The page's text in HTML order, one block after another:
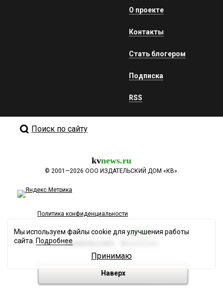
О проекте
Контакты
Стать блогером
Подписка
RSS
Поиск по сайту
kvnews.ru
© 2001—2026 ООО ИЗДАТЕЛЬСКИЙ ДОМ «КВ».
Политика конфиденциальности
Разработка сайта
Наверх
Мы используем файлы cookie для улучшения работы
сайта. Подробнее
Принимаю